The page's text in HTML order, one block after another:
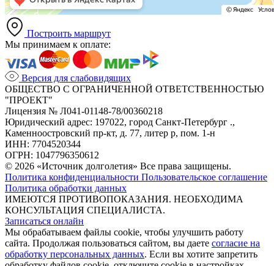
Построить маршрут
Мы принимаем к оплате:
Версия для слабовидящих
ОБЩЕСТВО С ОГРАНИЧЕННОЙ ОТВЕТСТВЕННОСТЬЮ
"ПРОЕКТ"
Лицензия № Л041-01148-78/00360218
Юридический адрес: 197022, город Санкт-Петербург .,
Каменноостровский пр-кт, д. 77, литер р, пом. 1-н
ИНН: 7704520344
ОГРН: 1047796350612
© 2026 «Источник долголетия» Все права защищены.
Политика конфиденциальности Пользовательское соглашение
Политика обработки данных
ИМЕЮТСЯ ПРОТИВОПОКАЗАНИЯ. НЕОБХОДИМА
КОНСУЛЬТАЦИЯ СПЕЦИАЛИСТА.
Записаться онлайн
Мы обрабатываем файлы cookie, чтобы улучшить работу
сайта. Продолжая пользоваться сайтом, вы даете согласие на
обработку персональных данных. Если вы хотите запретить